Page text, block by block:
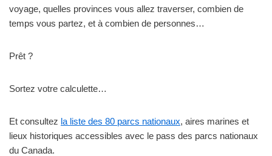
voyage, quelles provinces vous allez traverser, combien de
temps vous partez, et à combien de personnes…
Prêt ?
Sortez votre calculette…
Et consultez la liste des 80 parcs nationaux, aires marines et
lieux historiques accessibles avec le pass des parcs nationaux
du Canada.